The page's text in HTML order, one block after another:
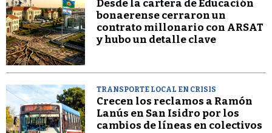
Desde la cartera de Educación
bonaerense cerraron un
contrato millonario con ARSAT
y hubo un detalle clave
TRANSPORTE LOCAL EN CRISIS
Crecen los reclamos a Ramón
Lanús en San Isidro por los
cambios de líneas en colectivos